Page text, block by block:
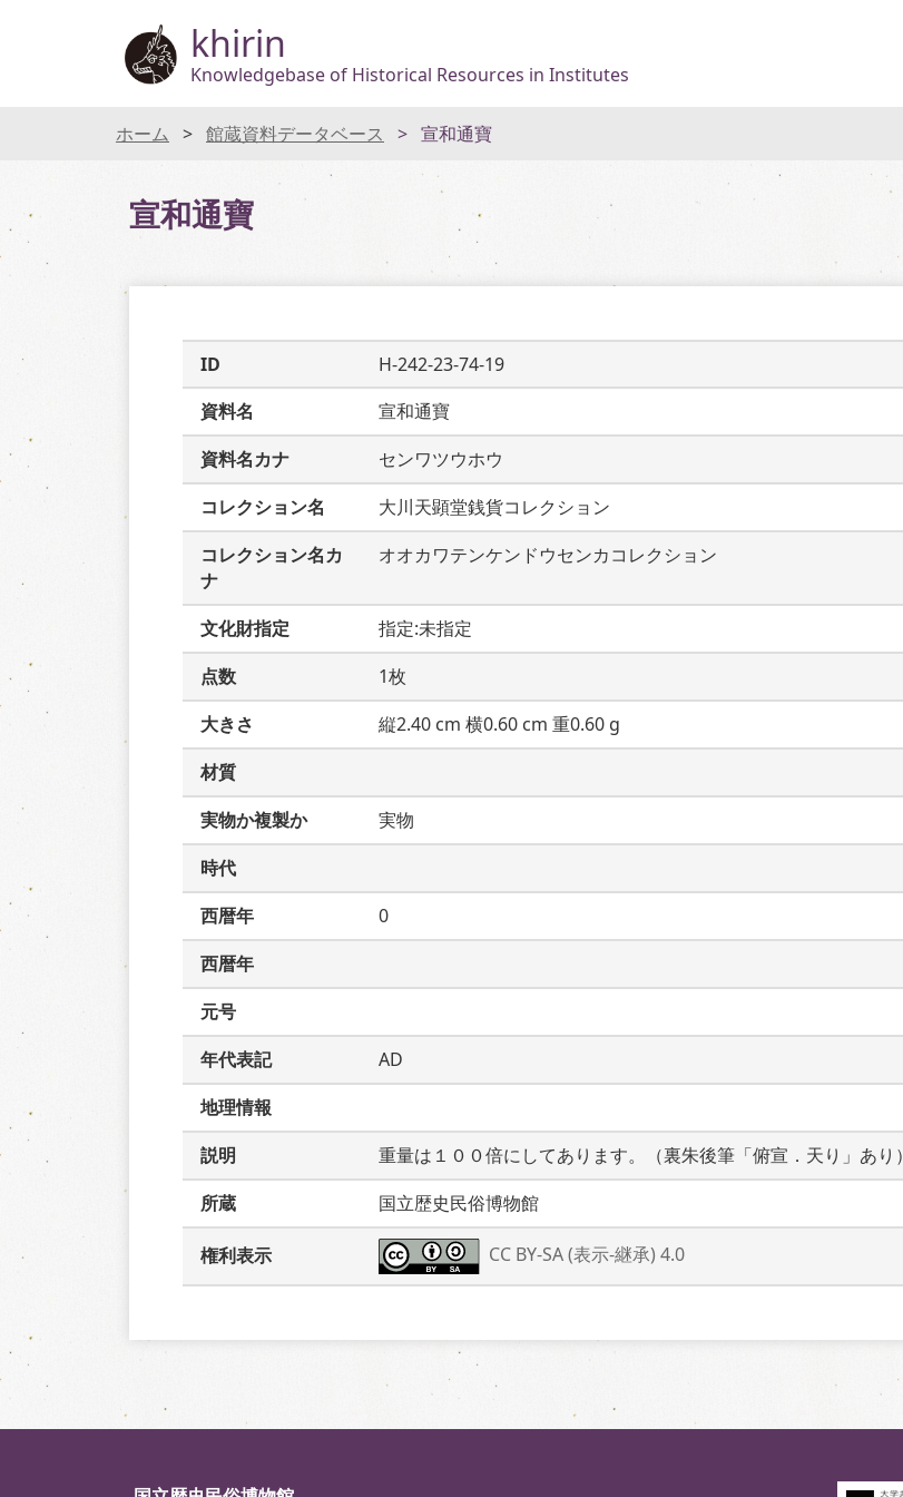
khirin
Knowledgebase of Historical Resources in Institutes
ホーム 館蔵資料データベース 宣和通寶
宣和通寶
ID
H-242-23-74-19
資料名
宣和通寶
資料名カナ
センワツウホウ
コレクション名
大川天顕堂銭貨コレクション
コレクション名カ
ナ
オオカワテンケンドウセンカコレクション
文化財指定
指定:未指定
点数
1枚
大きさ
縦2.40 cm 横0.60 cm 重0.60 g
材質
実物か複製か
実物
時代
西暦年
0
西暦年
元号
年代表記
AD
地理情報
説明
重量は１００倍にしてあります。（裏朱後筆「俯宣．天り」あり）
所蔵
国立歴史民俗博物館
権利表示 CC BY-SA (表示-継承) 4.0